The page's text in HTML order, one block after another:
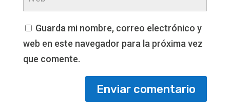
Guarda mi nombre, correo electrónico y
web en este navegador para la próxima vez
que comente.